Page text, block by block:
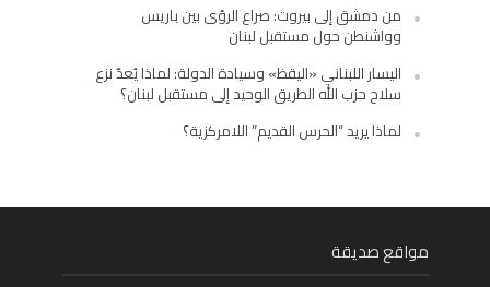
من دمشق إلى بيروت: صراع الرؤى بين باريس
وواشنطن حول مستقبل لبنان
اليسار اللبناني «اليقظ» وسيادة الدولة: لماذا يُعدّ نزع
سلاح حزب الله الطريق الوحيد إلى مستقبل لبنان؟
لماذا يريد “الحرس القديم” اللامركزية؟
مواقع صديقة